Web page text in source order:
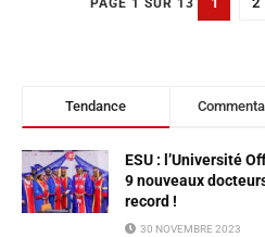
PAGE 1 SUR 13
Tendance
ESU : l’Université
9 nouveaux
record !
30 NOVEMBRE 2023